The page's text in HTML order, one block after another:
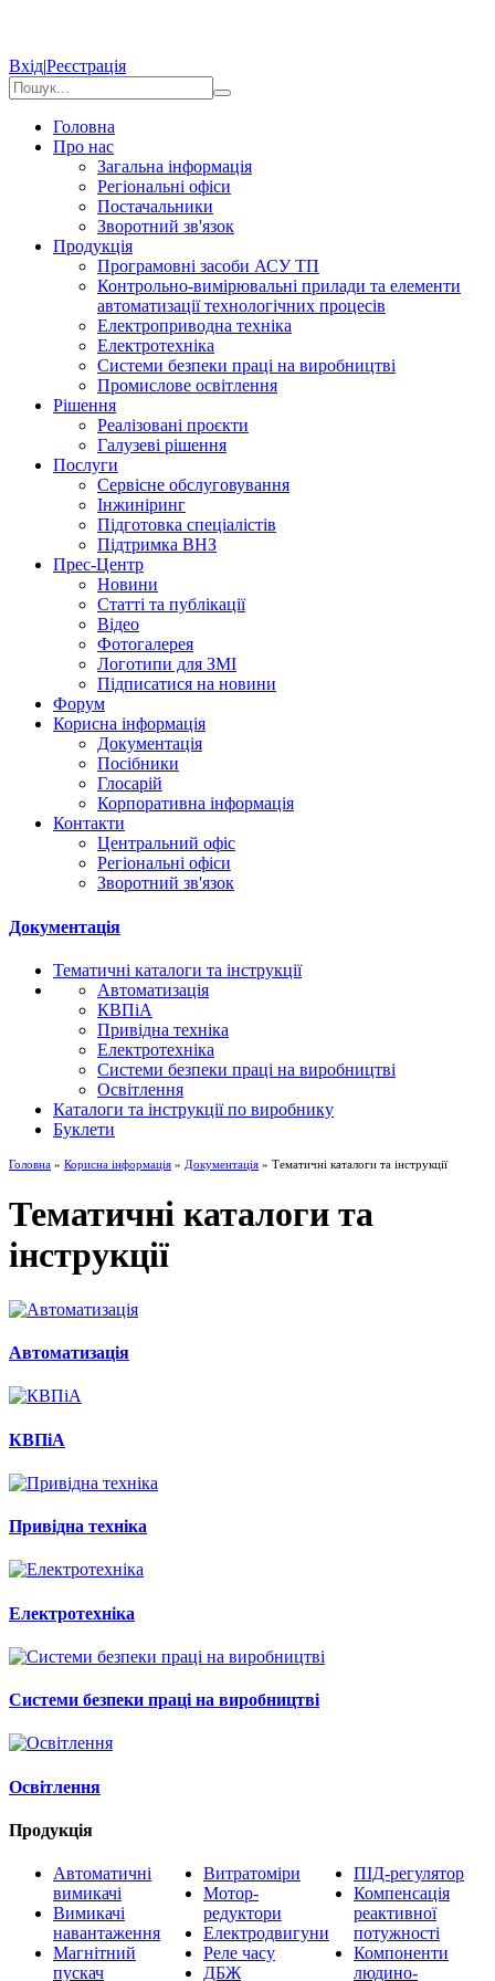
Вхід|Реєстрація
Головна
Про нас
Загальна інформація
Регіональні офіси
Постачальники
Зворотний зв'язок
Продукція
Програмовні засоби АСУ ТП
Контрольно-вимірювальні прилади та елементи
автоматизації технологічних процесів
Електроприводна техніка
Електротехніка
Системи безпеки праці на виробництві
Промислове освітлення
Рішення
Реалізовані проєкти
Галузеві рішення
Послуги
Сервісне обслуговування
Інжиніринг
Підготовка спеціалістів
Підтримка ВНЗ
Прес-Центр
Новини
Статті та публікації
Відео
Фотогалерея
Логотипи для ЗМІ
Підписатися на новини
Форум
Корисна інформація
Документація
Посібники
Глосарій
Корпоративна інформація
Контакти
Центральний офіс
Регіональні офіси
Зворотний зв'язок
Документація
Тематичні каталоги та інструкції
Автоматизація
КВПіА
Привідна техніка
Електротехніка
Системи безпеки праці на виробництві
Освітлення
Каталоги та інструкції по виробнику
Буклети
Головна » Корисна інформація » Документація » Тематичні каталоги та інструкції
Тематичні каталоги та
інструкції
Автоматизація
КВПіА
Привідна техніка
Електротехніка
Системи безпеки праці на виробництві
Освітлення
Продукція
Автоматичні
вимикачі
Вимикачі
навантаження
Магнітний
пускач
Витратоміри
Мотор-
редуктори
Електродвигуни
Реле часу
ДБЖ
ПІД-регулятор
Компенсація
реактивної
потужності
Компоненти
людино-